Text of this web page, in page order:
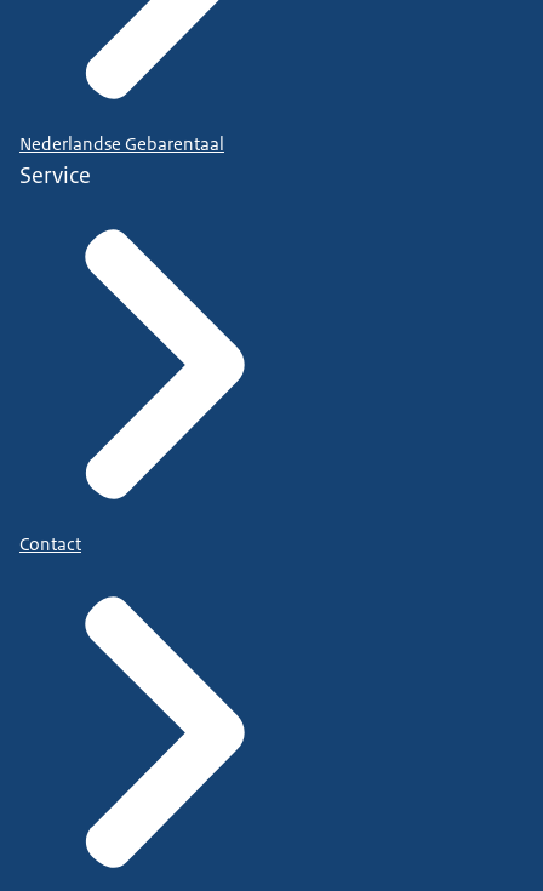
Nederlandse Gebarentaal
Service
Contact